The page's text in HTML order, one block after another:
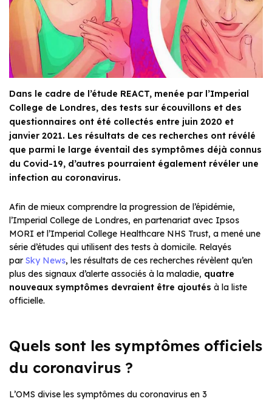
Dans le cadre de l’étude REACT, menée par l’Imperial
College de Londres, des tests sur écouvillons et des
questionnaires ont été collectés entre juin 2020 et
janvier 2021. Les résultats de ces recherches ont révélé
que parmi le large éventail des symptômes déjà connus
du Covid-19, d’autres pourraient également révéler une
infection au coronavirus.
Afin de mieux comprendre la progression de l’épidémie,
l’Imperial College de Londres, en partenariat avec Ipsos
MORI et l’Imperial College Healthcare NHS Trust, a mené une
série d’études qui utilisent des tests à domicile. Relayés
par Sky News, les résultats de ces recherches révèlent qu’en
plus des signaux d’alerte associés à la maladie, quatre
nouveaux symptômes devraient être ajoutés à la liste
officielle.
Quels sont les symptômes officiels
du coronavirus ?
L’OMS divise les symptômes du coronavirus en 3